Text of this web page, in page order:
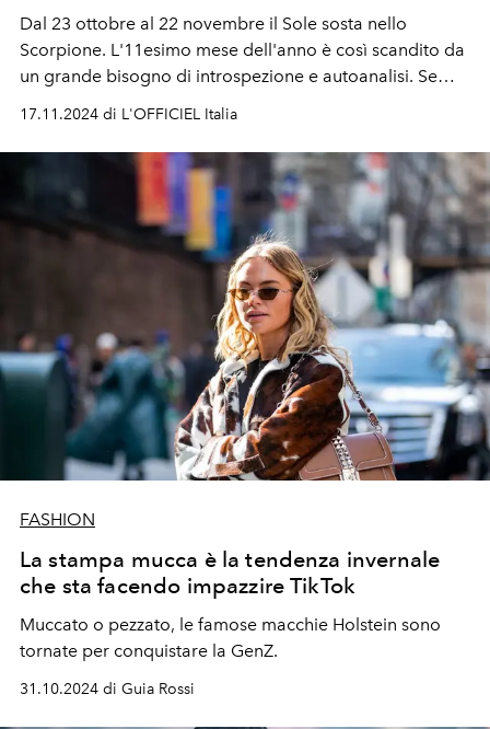
Dal 23 ottobre al 22 novembre il Sole sosta nello
Scorpione. L'11esimo mese dell'anno è così scandito da
un grande bisogno di introspezione e autoanalisi. Se
Marte si sposta nel segno del Leone dal 4 novembre,
Luna Piena in Toro del 15 novembre ci invita a
concentrarci su ciò che è più importante.
17.11.2024 di L'OFFICIEL Italia
FASHION
La stampa mucca è la tendenza invernale
che sta facendo impazzire TikTok
Muccato o pezzato, le famose macchie Holstein sono
tornate per conquistare la GenZ.
31.10.2024 di Guia Rossi